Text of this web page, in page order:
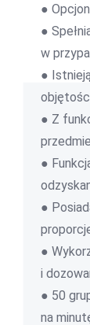
●
●
w
●
● Z
●
●
●
i
● 50
na